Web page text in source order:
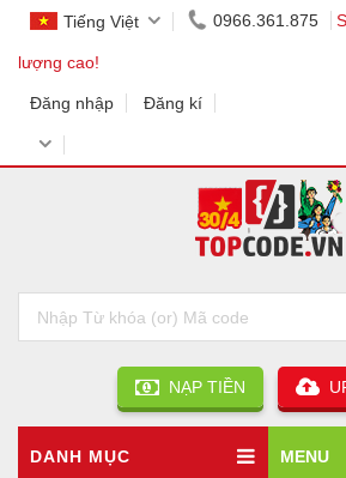
Tiếng Việt 0966.361.875
lượng cao!
Đăng nhập Đăng kí
NẠP TIỀN
DANH MỤC MENU